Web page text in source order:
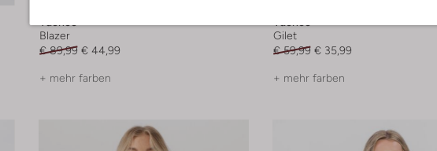
Blazer
€ 89,99 € 44,99
+ mehr farben
Gilet
€ 59,99 € 35,99
+ mehr farben